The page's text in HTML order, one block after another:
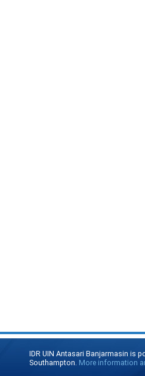
IDR UIN Antasari Banjarmasin is
Southampton. More information